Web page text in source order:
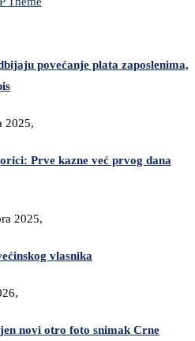
povećanje plata zaposlenima,
2025,
Prve kazne već prvog dana
2025,
vlasnika
novi otro foto snimak Crne